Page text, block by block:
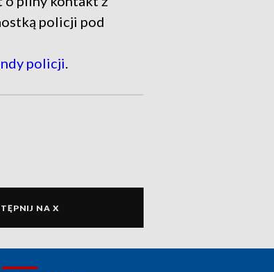
policji pod
policji.
NA X